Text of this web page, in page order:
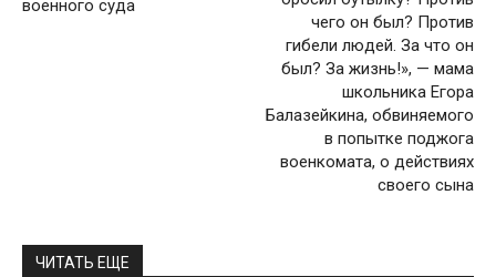
военного суда
чего он был? Против
гибели людей. За что он
был? За жизнь!», — мама
школьника Егора
Балазейкина, обвиняемого
в попытке поджога
военкомата, о действиях
своего сына
ЧИТАТЬ ЕЩЕ